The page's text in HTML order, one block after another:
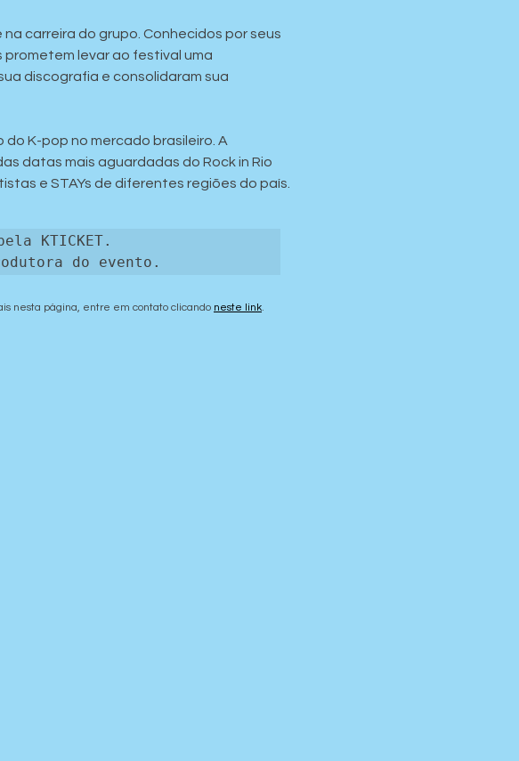
carreira do grupo. Conhecidos por seus
levar ao festival uma
discografia e consolidaram sua
K-pop no mercado brasileiro. A
datas mais aguardadas do Rock in Rio
e STAYs de diferentes regiões do país.
KTICKET.
do evento.
nesta página, entre em contato clicando neste link.